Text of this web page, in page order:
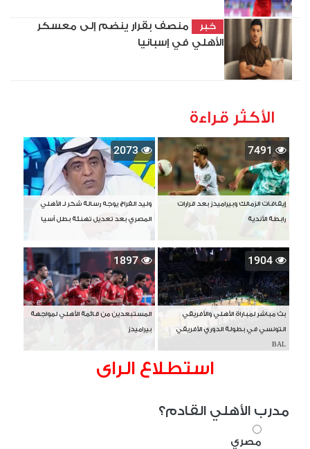
خبر
منصف بقرار ينضم إلى معسكر
الأهلي في إسبانيا
الأكثر قراءة
7491
إيقافات الزمالك وبيراميدز بعد قرارات
رابطة الأندية
2073
وليد الفراج يوجه رسالة شكر لـ الأهلي
المصري بعد تعديل تهنئة بطل آسيا
1904
بث مباشر لمباراة الأهلي والأفريقي
التونسي في بطولة الدوري الأفريقي
BAL
1897
المستبعدين من قائمة الأهلي لمواجهة
بيراميدز
استطلاع الراى
مدرب الأهلي القادم؟
مصري